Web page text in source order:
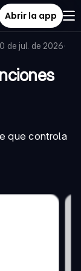
Abrir la app
de jul. de 2026·
que controla